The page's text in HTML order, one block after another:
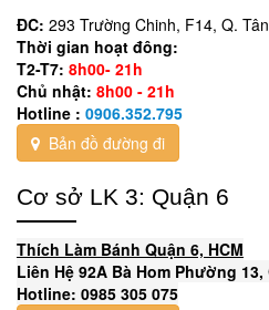
ĐC: 293 Trường Chinh, F14, Q.
Thời gian hoạt đông:
T2-T7: 8h00- 21h
Chủ nhật: 8h00 - 21h
Hotline : 0906.352.795
Bản đồ đường đi
Cơ sở LK 3: Quận 6
Thích Làm Bánh Quận 6, HCM
Liên Hệ 92A Bà Hom Phường 13,
Hotline: 0985 305 075